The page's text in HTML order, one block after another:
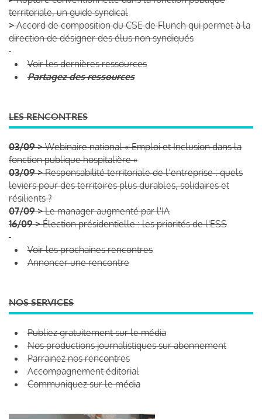
territoriale, un guide syndical
>Accord de composition du CSE de Flunch qui permet à la
direction de désigner des élus non syndiqués
Voir les dernières ressources
Partagez des ressources
LES RENCONTRES
03/09 > Webinaire national « Emploi et Inclusion dans la
fonction publique hospitalière »
03/09 > Responsabilité territoriale de l’entreprise : quels
leviers pour des territoires plus durables, solidaires et
résilients ?
07/09 > Le manager augmenté par l'IA
16/09 > Élection présidentielle : les priorités de l'ESS
Voir les prochaines rencontres
Annoncer une rencontre
NOS SERVICES
Publiez gratuitement sur le média
Nos productions journalistiques sur abonnement
Parrainez nos rencontres
Accompagnement éditorial
Communiquez sur le média